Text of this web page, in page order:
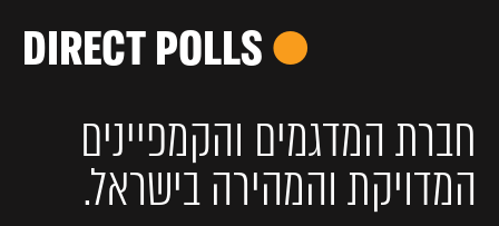
●
DIRECT POLLS
חברת המדגמים והקמפיינים
המדויקת והמהירה בישראל.